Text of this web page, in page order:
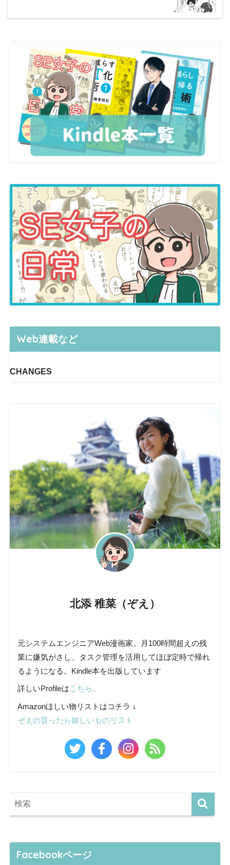
Web連載など
CHANGES
北添 稚菜（ぞえ）
元システムエンジニアWeb漫画家。月100時間超えの残
業に嫌気がさし、タスク管理を活用してほぼ定時で帰れ
るようになる。Kindle本を出版しています
詳しいProfileはこちら。
Amazonほしい物リストはコチラ ↓
ぞえの貰ったら嬉しいものリスト
Facebookページ